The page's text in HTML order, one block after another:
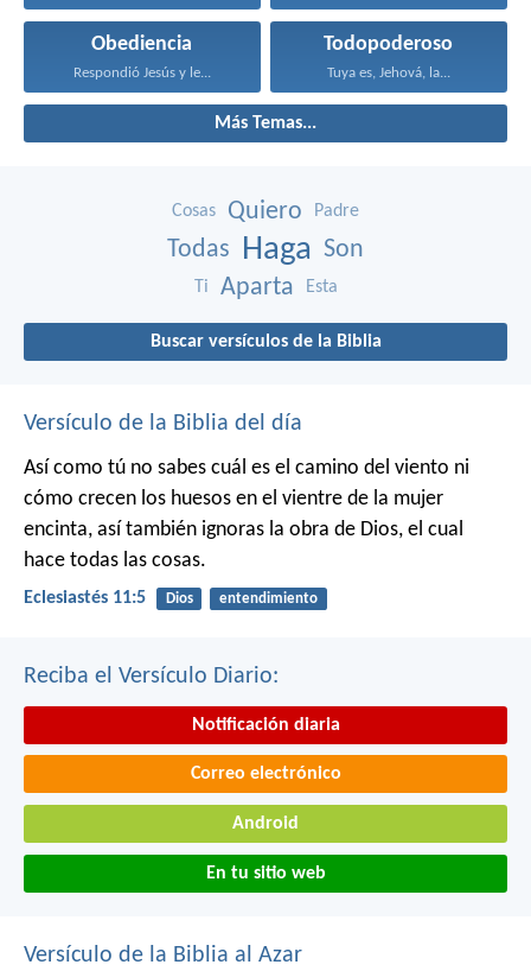
Obediencia
Respondió Jesús y le...
Todopoderoso
Tuya es, Jehová, la...
Más Temas...
Cosas Quiero Padre
Todas Haga Son
Ti Aparta Esta
Buscar versículos de la Biblia
Versículo de la Biblia del día
Así como tú no sabes cuál es el camino del viento ni
cómo crecen los huesos en el vientre de la mujer
encinta, así también ignoras la obra de Dios, el cual
hace todas las cosas.
Eclesiastés 11:5 Dios entendimiento
Reciba el Versículo Diario:
Notificación diaria
Correo electrónico
Android
En tu sitio web
Versículo de la Biblia al Azar